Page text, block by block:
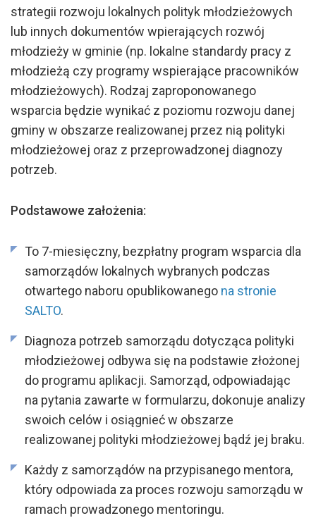
strategii rozwoju lokalnych polityk młodzieżowych
lub innych dokumentów wpierających rozwój
młodzieży w gminie (np. lokalne standardy pracy z
młodzieżą czy programy wspierające pracowników
młodzieżowych). Rodzaj zaproponowanego
wsparcia będzie wynikać z poziomu rozwoju danej
gminy w obszarze realizowanej przez nią polityki
młodzieżowej oraz z przeprowadzonej diagnozy
potrzeb.
Podstawowe założenia:
To 7-miesięczny, bezpłatny program wsparcia dla
samorządów lokalnych wybranych podczas
otwartego naboru opublikowanego na stronie
SALTO.
Diagnoza potrzeb samorządu dotycząca polityki
młodzieżowej odbywa się na podstawie złożonej
do programu aplikacji. Samorząd, odpowiadając
na pytania zawarte w formularzu, dokonuje analizy
swoich celów i osiągnieć w obszarze
realizowanej polityki młodzieżowej bądź jej braku.
Każdy z samorządów na przypisanego mentora,
który odpowiada za proces rozwoju samorządu w
ramach prowadzonego mentoringu.